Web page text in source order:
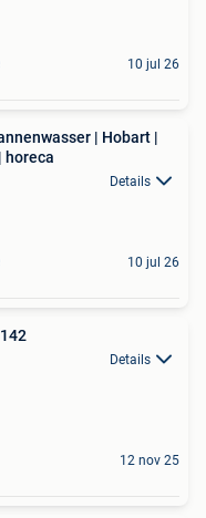
10 jul 26
| Hobart |
horeca
Details
10 jul 26
Details
12 nov 25